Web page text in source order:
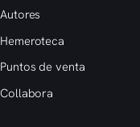
Autores
Hemeroteca
Puntos de venta
Collabora